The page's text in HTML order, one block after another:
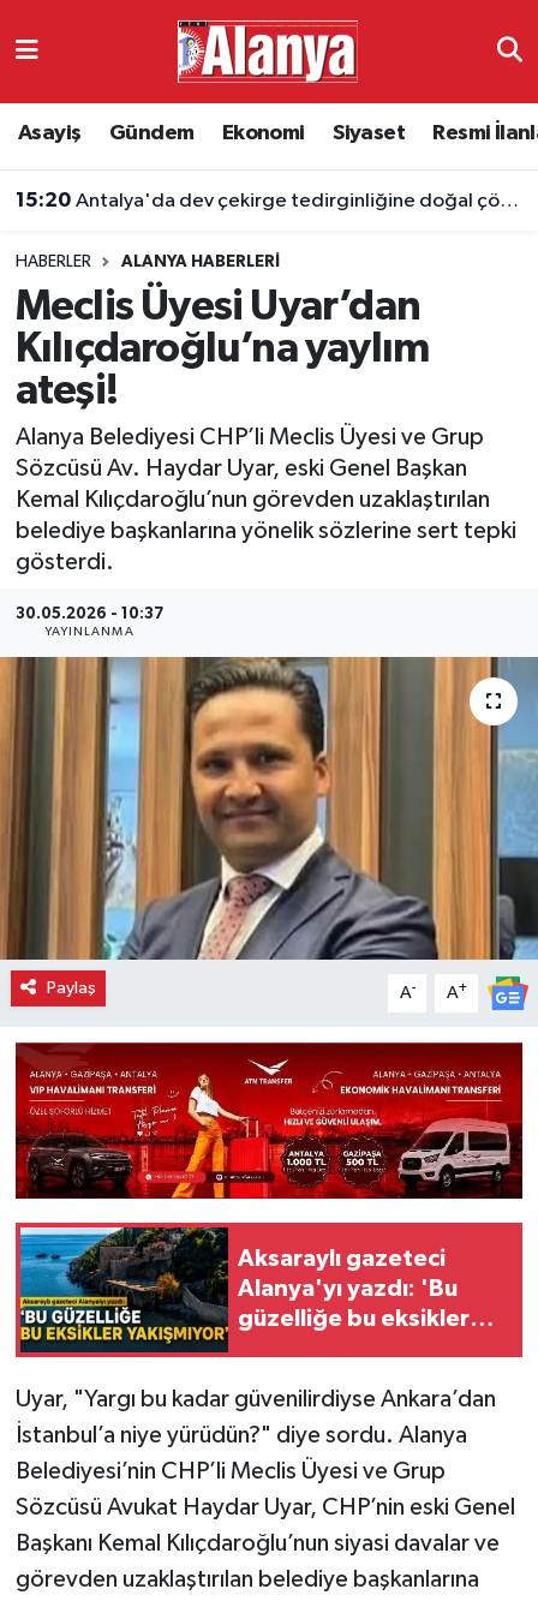
Asayiş Gündem Ekonomi Siyaset Resmi
15:20 Antalya'da dev çekirge tedirginliğine doğal çözüm
HABERLER ALANYA HABERLERI
Meclis Üyesi Uyar’dan
Kılıçdaroğlu’na yaylım
ateşi!
Alanya Belediyesi CHP’li Meclis Üyesi ve Grup
Sözcüsü Av. Haydar Uyar, eski Genel Başkan
Kemal Kılıçdaroğlu’nun görevden uzaklaştırılan
belediye başkanlarına yönelik sözlerine sert tepki
gösterdi.
30.05.2026 - 10:37
YAYINLANMA
Paylaş A- A+
Aksaraylı gazeteci
Alanya'yı yazdı: 'Bu
güzelliğe bu eksikler
Uyar, "Yargı bu kadar güvenilirdiyse Ankara’dan
İstanbul’a niye yürüdün?" diye sordu. Alanya
Belediyesi’nin CHP’li Meclis Üyesi ve Grup
Sözcüsü Avukat Haydar Uyar, CHP’nin eski Genel
Başkanı Kemal Kılıçdaroğlu’nun siyasi davalar ve
görevden uzaklaştırılan belediye başkanlarına
Ekonomi
Resmi İlanlar
Alanyaspor
Turizm
E-Gazete
Antalya Namaz Vakitleri
Süper Lig Puan Durumu ve Fikstür
Tüm Manşetler
Son Dakika Haberleri
Haber Arşivi